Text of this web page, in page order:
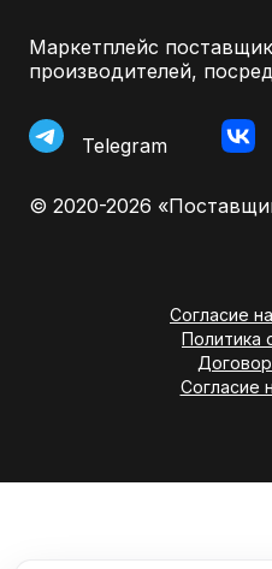
Маркетплейс
производителей,
Telegram
© 2020-2026
Согласие
Политика
Согласие